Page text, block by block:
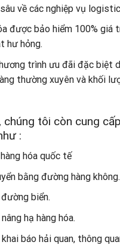
về các nghiệp vụ
được bảo hiểm 100% giá
hư hỏng.
trình ưu đãi đặc biệt
thường xuyên và khối
chúng tôi còn cung
:
hóa quốc tế
bằng đường hàng không.
biển.
hạ hàng hóa.
khai báo hải quan, thông